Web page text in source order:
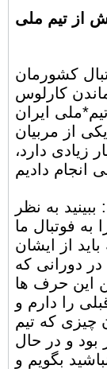
از تیم ملی
کشورمان
کارلوس
ایران
از مربیان
زیادی دارد،
به نظر
فوتبال ما
از ایشان
دورانی که
این حرف ها
را دارم و
چیزی که تیم
بود و در حال
بگویم و